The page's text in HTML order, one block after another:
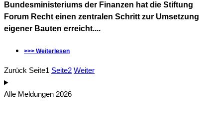
Bundesministeriums der Finanzen hat die Stiftung
Forum Recht einen zentralen Schritt zur Umsetzung
eigener Bauten erreicht....
>>> Weiterlesen
Zurück Seite1 Seite2 Weiter
Alle Meldungen 2026